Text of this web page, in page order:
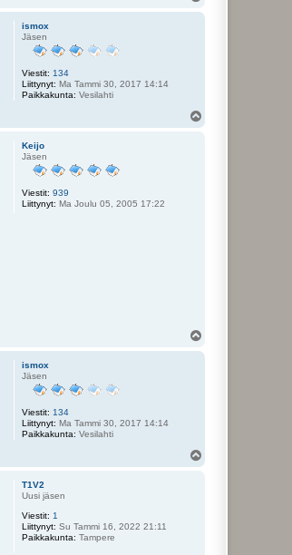
ismox
Jäsen
Viestit: 134
Liittynyt: Ma Tammi 30, 2017 14:14
Paikkakunta: Vesilahti
Keijo
Jäsen
Viestit: 939
Liittynyt: Ma Joulu 05, 2005 17:22
ismox
Jäsen
Viestit: 134
Liittynyt: Ma Tammi 30, 2017 14:14
Paikkakunta: Vesilahti
T1V2
Uusi jäsen
Viestit: 1
Liittynyt: Su Tammi 16, 2022 21:11
Paikkakunta: Tampere